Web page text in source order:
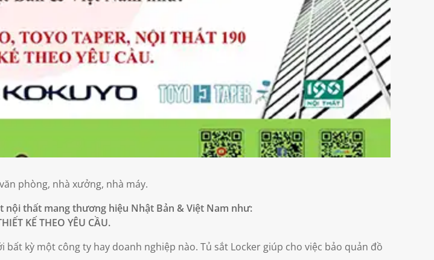
phòng, nhà xưởng, nhà máy.
nội thất mang thương hiệu Nhật Bản & Việt Nam như:
KẾ THEO YÊU CẦU.
kỳ một công ty hay doanh nghiệp nào. Tủ sắt Locker giúp cho việc bảo quản đồ